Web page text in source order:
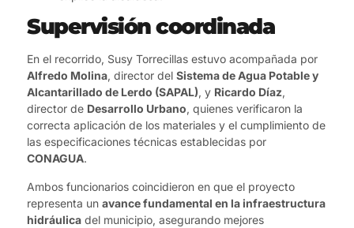
Supervisión coordinada
En el recorrido, Susy Torrecillas estuvo acompañada por
Alfredo Molina, director del Sistema de Agua Potable y
Alcantarillado de Lerdo (SAPAL), y Ricardo Díaz,
director de Desarrollo Urbano, quienes verificaron la
correcta aplicación de los materiales y el cumplimiento de
las especificaciones técnicas establecidas por
CONAGUA.
Ambos funcionarios coincidieron en que el proyecto
representa un avance fundamental en la infraestructura
hidráulica del municipio, asegurando mejores